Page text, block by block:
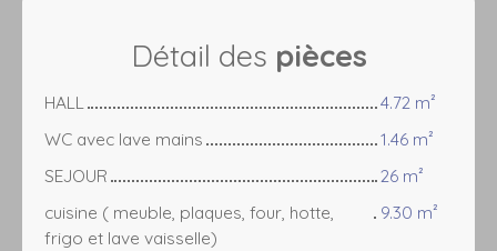
Détail des pièces
HALL
4.72 m²
WC avec lave mains
1.46 m²
SEJOUR
26 m²
cuisine ( meuble, plaques, four, hotte,
frigo et lave vaisselle)
9.30 m²